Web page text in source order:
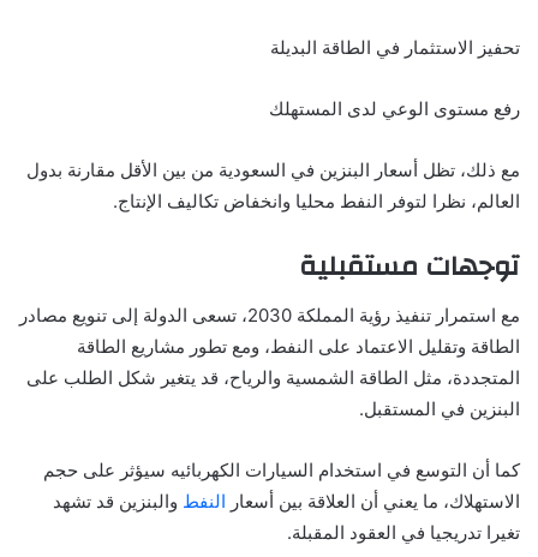
تحفيز الاستثمار في الطاقة البديلة
رفع مستوى الوعي لدى المستهلك
مع ذلك، تظل أسعار البنزين في السعودية من بين الأقل مقارنة بدول
العالم، نظرا لتوفر النفط محليا وانخفاض تكاليف الإنتاج.
توجهات مستقبلية
مع استمرار تنفيذ رؤية المملكة 2030، تسعى الدولة إلى تنويع مصادر
الطاقة وتقليل الاعتماد على النفط، ومع تطور مشاريع الطاقة
المتجددة، مثل الطاقة الشمسية والرياح، قد يتغير شكل الطلب على
البنزين في المستقبل.
كما أن التوسع في استخدام السيارات الكهربائيه سيؤثر على حجم
الاستهلاك، ما يعني أن العلاقة بين أسعار النفط والبنزين قد تشهد
تغيرا تدريجيا في العقود المقبلة.